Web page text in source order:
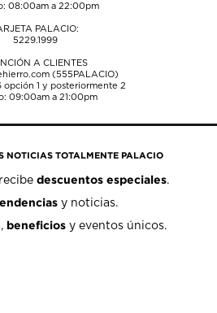
08:00am a 22:00pm
PALACIO:
5229.1999
A CLIENTES
(555PALACIO)
opción 1 y posteriormente 2
09:00am a 21:00pm
NOTICIAS TOTALMENTE PALACIO
descuentos especiales.
y noticias.
beneficios y eventos únicos.